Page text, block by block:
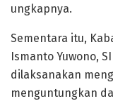
ungkapnya.
Sementara itu,
Ismanto Yuwono,
dilaksanakan
menguntungkan